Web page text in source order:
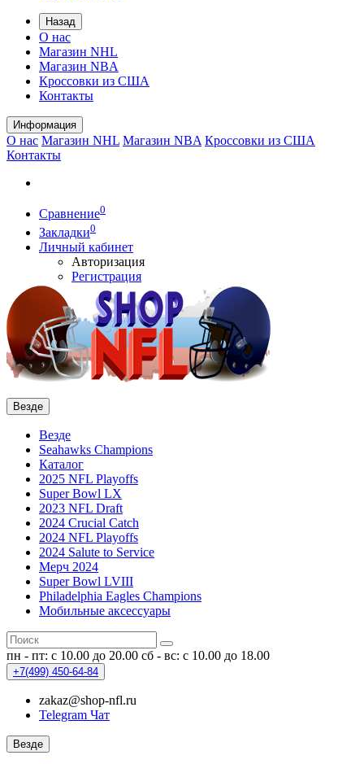
Назад
О нас
Магазин NHL
Магазин NBA
Кроссовки из США
Контакты
Информация
О нас Магазин NHL Магазин NBA Кроссовки из США
Контакты
Сравнение0
Закладки0
Личный кабинет
Авторизация
Регистрация
Везде
Везде
Seahawks Champions
Каталог
2025 NFL Playoffs
Super Bowl LX
2023 NFL Draft
2024 Crucial Catch
2024 NFL Playoffs
2024 Salute to Service
Мерч 2024
Super Bowl LVIII
Philadelphia Eagles Champions
Мобильные аксессуары
пн - пт: с 10.00 до 20.00 сб - вс: с 10.00 до 18.00
+7(499) 450-64-84
zakaz@shop-nfl.ru
Telegram Чат
Везде